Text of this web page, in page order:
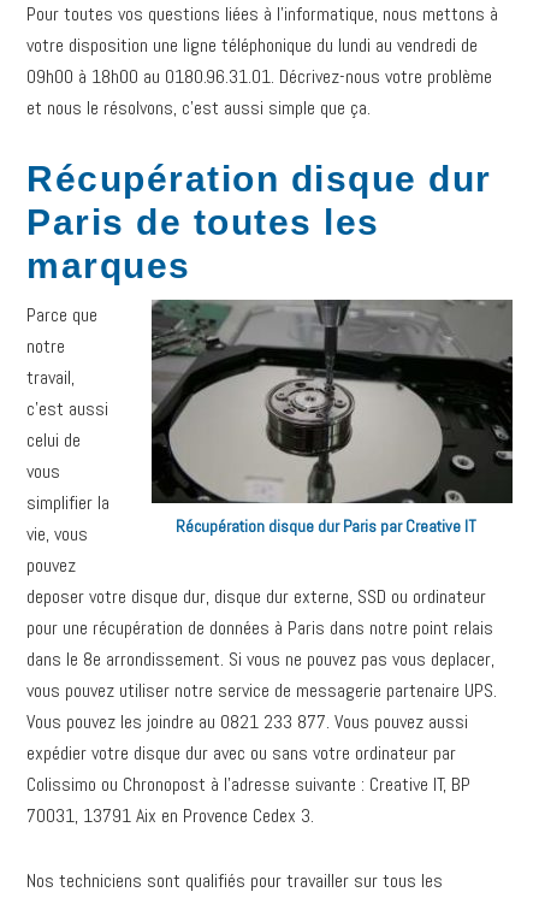
Pour toutes vos questions liées à l’informatique, nous mettons à
votre disposition une ligne téléphonique du lundi au vendredi de
09h00 à 18h00 au 0180.96.31.01. Décrivez-nous votre problème
et nous le résolvons, c’est aussi simple que ça.
Récupération disque dur
Paris de toutes les
marques
Récupération disque dur Paris par Creative IT
Parce que
notre
travail,
c’est aussi
celui de
vous
simplifier la
vie, vous
pouvez
deposer votre disque dur, disque dur externe, SSD ou ordinateur
pour une récupération de données à Paris dans notre point relais
dans le 8e arrondissement. Si vous ne pouvez pas vous deplacer,
vous pouvez utiliser notre service de messagerie partenaire UPS.
Vous pouvez les joindre au 0821 233 877. Vous pouvez aussi
expédier votre disque dur avec ou sans votre ordinateur par
Colissimo ou Chronopost à l’adresse suivante : Creative IT, BP
70031, 13791 Aix en Provence Cedex 3.
Nos techniciens sont qualifiés pour travailler sur tous les